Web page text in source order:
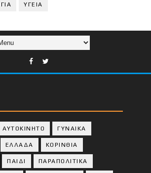
ΥΓΕΙΑ
ΑΥΤΟΚΙΝΗΤΟ ΓΥΝΑΙΚΑ
ΕΛΛΑΔΑ ΚΟΡΙΝΘΙΑ
ΠΑΙΔΙ ΠΑΡΑΠΟΛΙΤΙΚΑ